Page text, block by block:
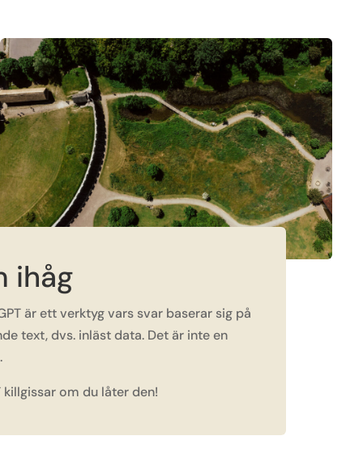
ihåg
är ett verktyg vars svar baserar sig på
text, dvs. inläst data. Det är inte en
killgissar om du låter den!